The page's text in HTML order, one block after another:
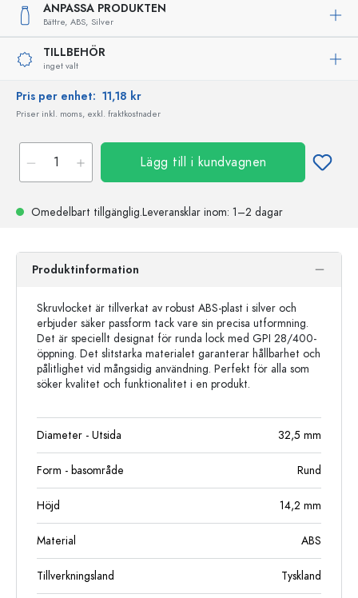
ANPASSA PRODUKTEN
Bättre, ABS, Silver
TILLBEHÖR
inget valt
Pris per enhet: 11,18 kr
Priser inkl. moms, exkl. fraktkostnader
Lägg till i kundvagnen
Omedelbart tillgänglig.Leveransklar inom: 1–2 dagar
Produktinformation
Skruvlocket är tillverkat av robust ABS-plast i silver och
erbjuder säker passform tack vare sin precisa utformning.
Det är speciellt designat för runda lock med GPI 28/400-
öppning. Det slitstarka materialet garanterar hållbarhet och
pålitlighet vid mångsidig användning. Perfekt för alla som
söker kvalitet och funktionalitet i en produkt.
Diameter - Utsida 32,5 mm
Form - basområde Rund
Höjd 14,2 mm
Material ABS
Tillverkningsland Tyskland